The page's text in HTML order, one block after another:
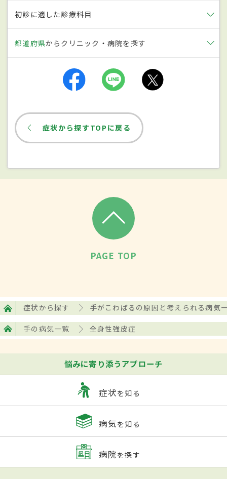
れらが発生する原因やメカニズムなどは、
原因の特定はできない。なお、遺伝はしな
いが、病気にかかりやすいかどうかを決定
する遺伝子との関連性は疑われており、ほか
いる。
症状。これは冷たいものに触れたり、緊張
やストレスを感じたりすると、手足の指先
が蒼白したり、紫色や赤色に変わったりし
ていく症状のことをいう。また、「びまん
皮膚硬化型全身性強皮症」の場合、レイ
わばりを感じることから始まり、症状が重
症化すると、体の中心である体幹に向かっ
て皮膚の硬化が進んでしまうことに。さら
など、内臓にも病変が生じてしまう。しか
し、発症から5～6年が経つと自然と皮膚の
硬さは戻ってくるが、内臓病変は元に戻ら
ないという特徴も。その一方、「限局皮膚
硬化型全身性強皮症」の場合、レイノー症
状が数年～数十年続いた後に、皮膚の硬化
が現れてくる。そのほか、手指が曲がったま
初診に適した診療科目
都道府県からクリニック・病院を探す
症状から探すTOPに戻る
PAGE TOP
症状から探す 手がこわばるの原因と考えられる病気
手の病気一覧 全身性強皮症
悩みに寄り添うアプローチ
症状を知る
病気を知る
病院を探す